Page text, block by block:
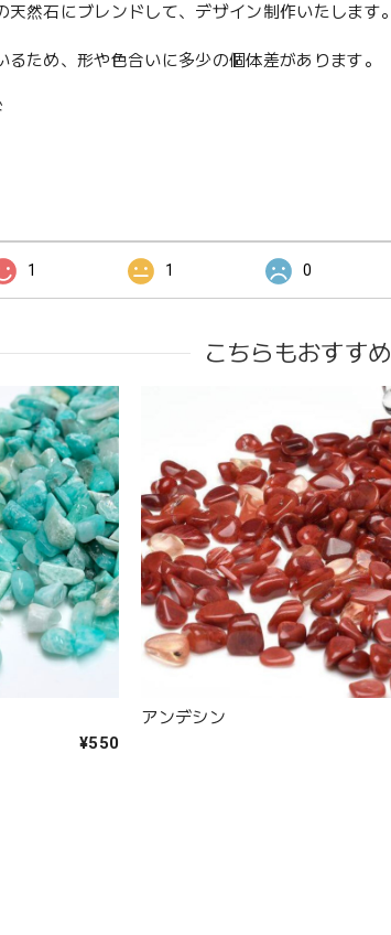
然石にブレンドして、デザイン制作いたします。
ため、形や色合いに多少の個体差があります。
1 1 0
こちらもおすすめ
¥550
アンデシン